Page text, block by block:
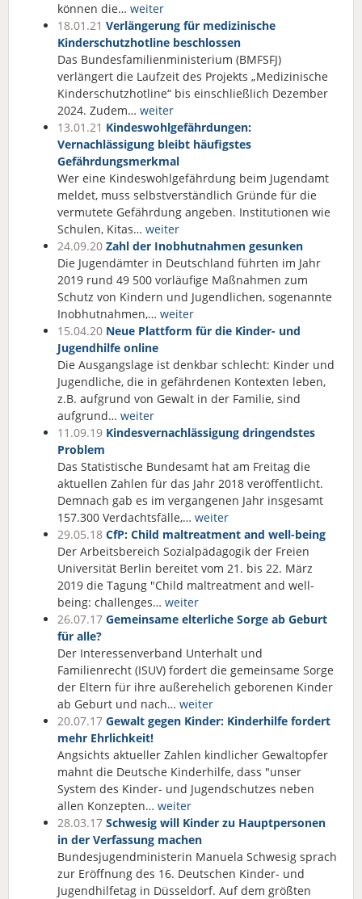
können die… weiter
18.01.21 Verlängerung für medizinische
Kinderschutzhotline beschlossen
Das Bundesfamilienministerium (BMFSFJ)
verlängert die Laufzeit des Projekts „Medizinische
Kinderschutzhotline“ bis einschließlich Dezember
2024. Zudem… weiter
13.01.21 Kindeswohlgefährdungen:
Vernachlässigung bleibt häufigstes
Gefährdungsmerkmal
Wer eine Kindeswohlgefährdung beim Jugendamt
meldet, muss selbstverständlich Gründe für die
vermutete Gefährdung angeben. Institutionen wie
Schulen, Kitas… weiter
24.09.20 Zahl der Inobhutnahmen gesunken
Die Jugendämter in Deutschland führten im Jahr
2019 rund 49 500 vorläufige Maßnahmen zum
Schutz von Kindern und Jugendlichen, sogenannte
Inobhutnahmen,… weiter
15.04.20 Neue Plattform für die Kinder- und
Jugendhilfe online
Die Ausgangslage ist denkbar schlecht: Kinder und
Jugendliche, die in gefährdenen Kontexten leben,
z.B. aufgrund von Gewalt in der Familie, sind
aufgrund… weiter
11.09.19 Kindesvernachlässigung dringendstes
Problem
Das Statistische Bundesamt hat am Freitag die
aktuellen Zahlen für das Jahr 2018 veröffentlicht.
Demnach gab es im vergangenen Jahr insgesamt
157.300 Verdachtsfälle,… weiter
29.05.18 CfP: Child maltreatment and well-being
Der Arbeitsbereich Sozialpädagogik der Freien
Universität Berlin bereitet vom 21. bis 22. März
2019 die Tagung "Child maltreatment and well-
being: challenges… weiter
26.07.17 Gemeinsame elterliche Sorge ab Geburt
für alle?
Der Interessenverband Unterhalt und
Familienrecht (ISUV) fordert die gemeinsame Sorge
der Eltern für ihre außerehelich geborenen Kinder
ab Geburt und nach… weiter
20.07.17 Gewalt gegen Kinder: Kinderhilfe fordert
mehr Ehrlichkeit!
Angsichts aktueller Zahlen kindlicher Gewaltopfer
mahnt die Deutsche Kinderhilfe, dass "unser
System des Kinder- und Jugendschutzes neben
allen Konzepten… weiter
28.03.17 Schwesig will Kinder zu Hauptpersonen
in der Verfassung machen
Bundesjugendministerin Manuela Schwesig sprach
zur Eröffnung des 16. Deutschen Kinder- und
Jugendhilfetag in Düsseldorf. Auf dem größten